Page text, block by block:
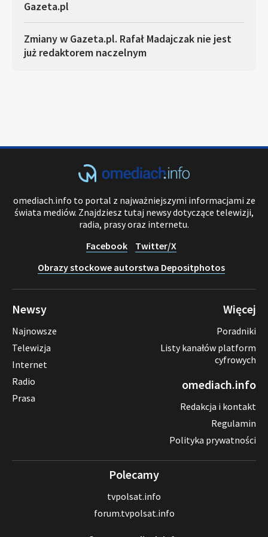
Gazeta.pl
Zmiany w Gazeta.pl. Rafał Madajczak nie jest
już redaktorem naczelnym
omediach.info to portal z najważniejszymi informacjami ze
świata mediów. Znajdziesz tutaj newsy dotyczące telewizji,
radia, prasy oraz internetu.
Facebook
Twitter/X
Obrazy stockowe autorstwa Depositphotos
Newsy
Najnowsze
Telewizja
Internet
Radio
Prasa
Więcej
Poradniki
Listy kanałów platform
cyfrowych
omediach.info
Redakcja i kontakt
Regulamin
Polityka prywatności
Polecamy
tvpolsat.info
forum.tvpolsat.info